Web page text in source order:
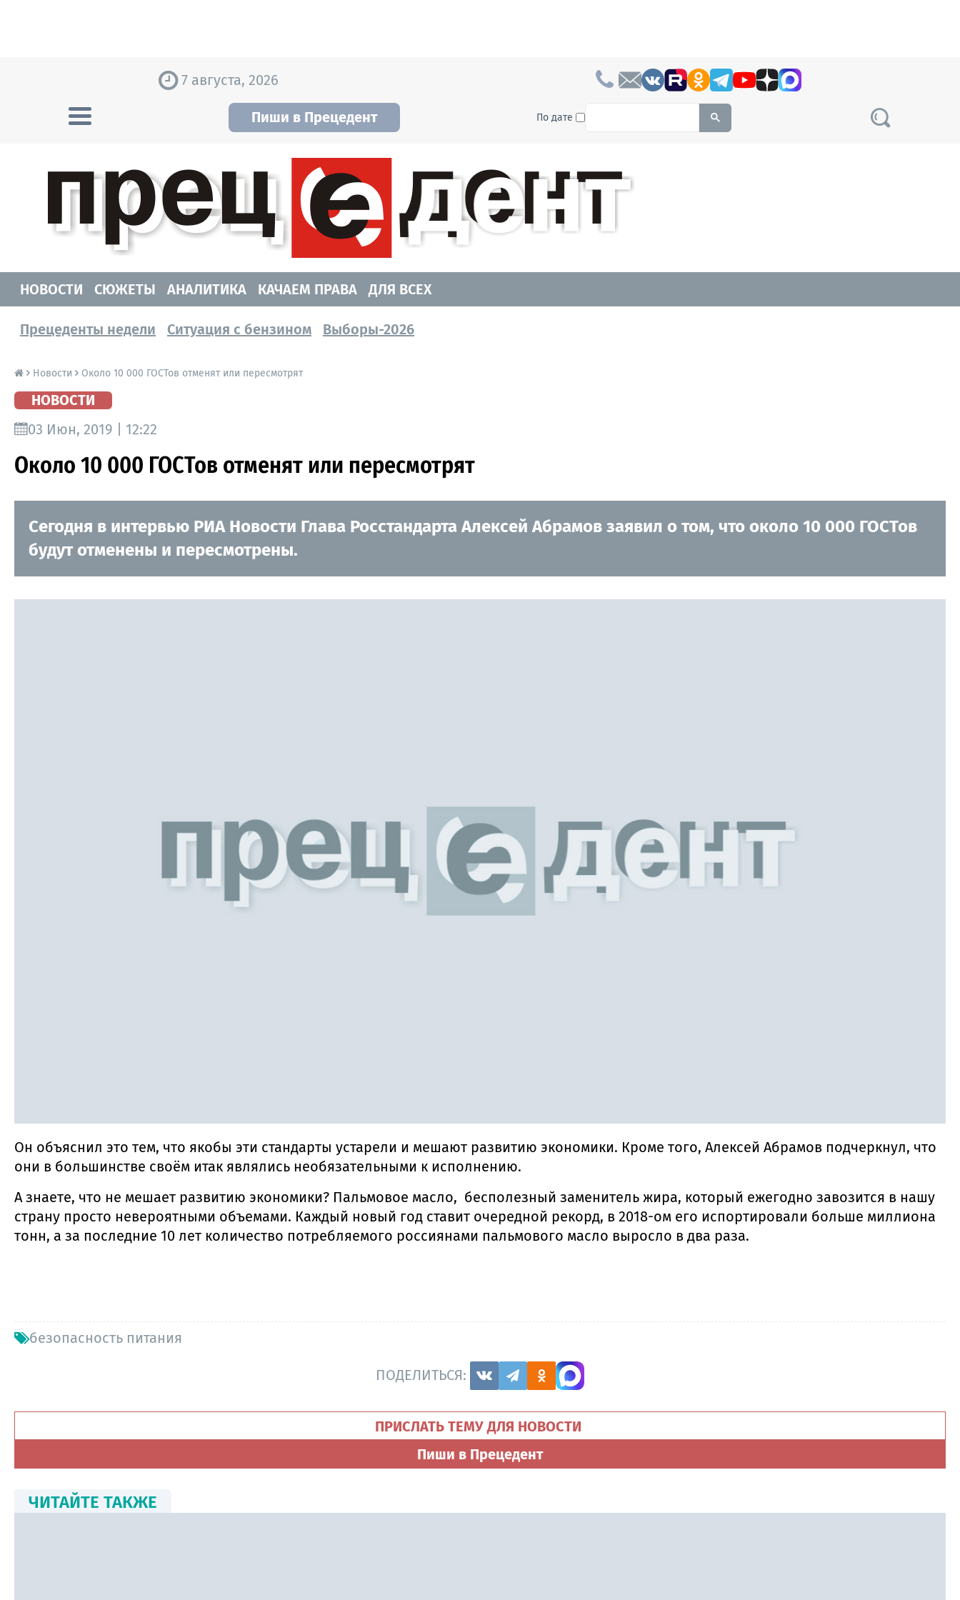
7 августа, 2026
Пиши в Прецедент По дате To search this site, enter a search term
НОВОСТИ
СЮЖЕТЫ АНАЛИТИКА КАЧАЕМ ПРАВА ДЛЯ ВСЕХ
Прецеденты недели Ситуация с бензином Выборы-2026
Новости Около 10 000 ГОСТов отменят или пересмотрят
НОВОСТИ
03 Июн, 2019 | 12:22
Около 10 000 ГОСТов отменят или пересмотрят
Сегодня в интервью РИА Новости Глава Росстандарта Алексей Абрамов заявил о том, что около 10 000 ГОСТов
будут отменены и пересмотрены.
Он объяснил это тем, что якобы эти стандарты устарели и мешают развитию экономики. Кроме того, Алексей Абрамов подчеркнул, что
они в большинстве своём итак являлись необязательными к исполнению.
А знаете, что не мешает развитию экономики? Пальмовое масло, бесполезный заменитель жира, который ежегодно завозится в нашу
страну просто невероятными объемами. Каждый новый год ставит очередной рекорд, в 2018-ом его испортировали больше миллиона
тонн, а за последние 10 лет количество потребляемого россиянами пальмового масло выросло в два раза.
безопасность питания
ПОДЕЛИТЬСЯ:
ПРИСЛАТЬ ТЕМУ ДЛЯ НОВОСТИ
Пиши в Прецедент
ЧИТАЙТЕ ТАКЖЕ